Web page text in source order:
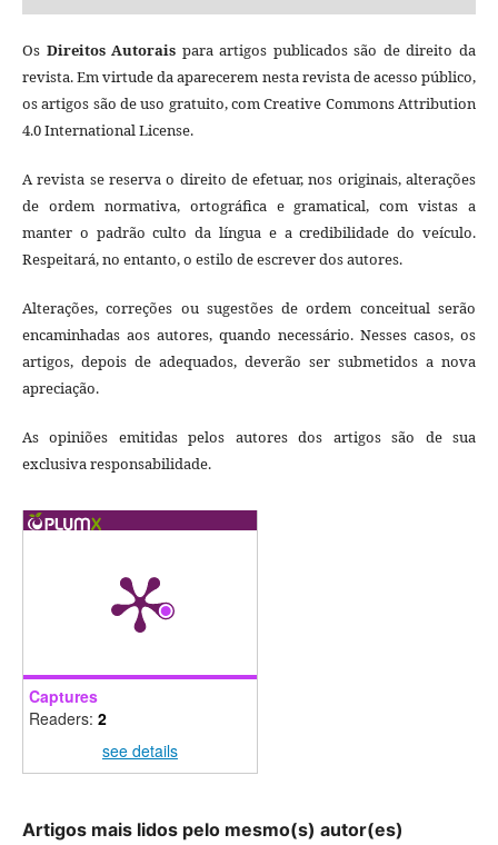
Os Direitos Autorais para artigos publicados são de direito da
revista. Em virtude da aparecerem nesta revista de acesso público,
os artigos são de uso gratuito, com Creative Commons Attribution
4.0 International License.
A revista se reserva o direito de efetuar, nos originais, alterações
de ordem normativa, ortográfica e gramatical, com vistas a
manter o padrão culto da língua e a credibilidade do veículo.
Respeitará, no entanto, o estilo de escrever dos autores.
Alterações, correções ou sugestões de ordem conceitual serão
encaminhadas aos autores, quando necessário. Nesses casos, os
artigos, depois de adequados, deverão ser submetidos a nova
apreciação.
As opiniões emitidas pelos autores dos artigos são de sua
exclusiva responsabilidade.
Captures
Readers: 2
see details
Artigos mais lidos pelo mesmo(s) autor(es)